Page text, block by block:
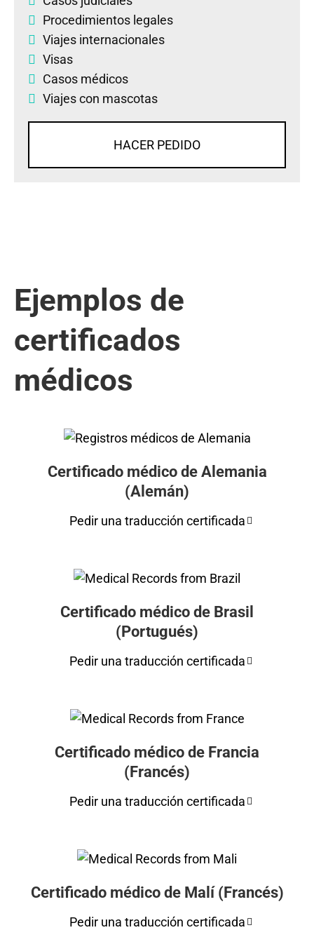
Procedimientos legales
Viajes internacionales
Visas
Casos médicos
Viajes con mascotas
HACER PEDIDO
Ejemplos de
certificados
médicos
Certificado médico de Alemania
(Alemán)
Pedir una traducción certificada
Certificado médico de Brasil
(Portugués)
Pedir una traducción certificada
Certificado médico de Francia
(Francés)
Pedir una traducción certificada
Certificado médico de Malí (Francés)
Pedir una traducción certificada